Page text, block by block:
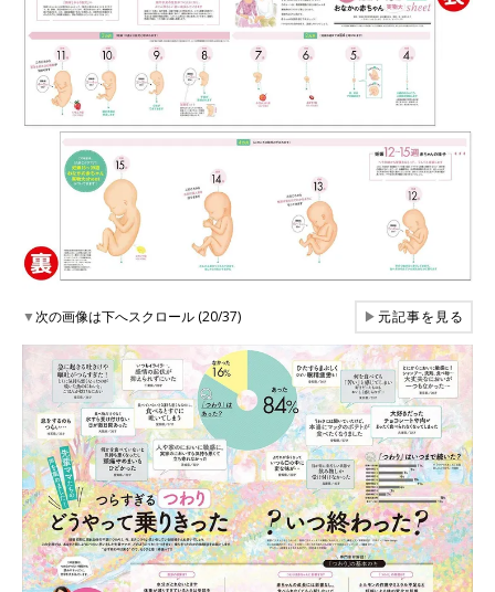
▼次の画像は下へスクロール (20/37) ▶元記事を見る